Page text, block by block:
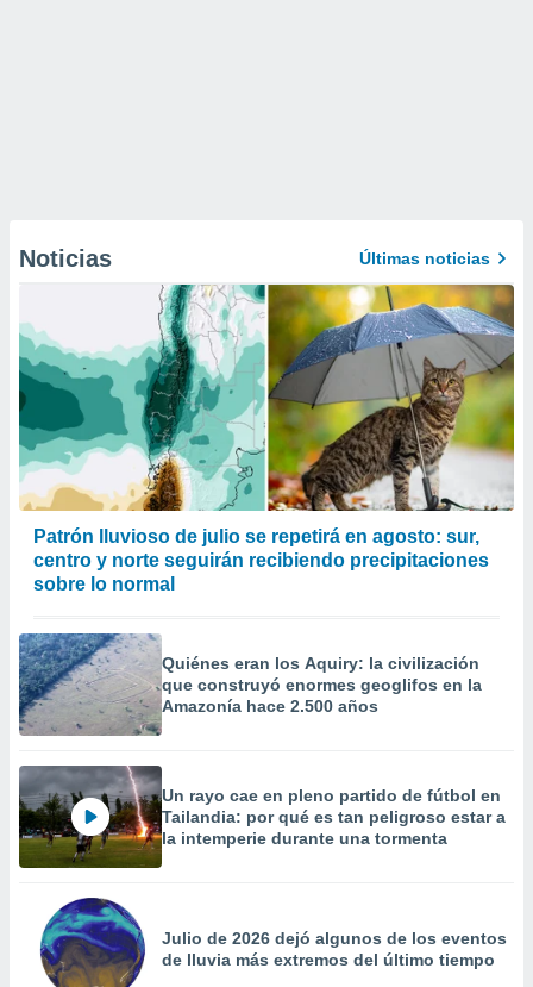
Noticias Últimas noticias
Patrón lluvioso de julio se repetirá en agosto: sur,
centro y norte seguirán recibiendo precipitaciones
sobre lo normal
Quiénes eran los Aquiry: la civilización
que construyó enormes geoglifos en la
Amazonía hace 2.500 años
Un rayo cae en pleno partido de fútbol en
Tailandia: por qué es tan peligroso estar a
la intemperie durante una tormenta
Julio de 2026 dejó algunos de los eventos
de lluvia más extremos del último tiempo